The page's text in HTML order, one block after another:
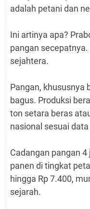
adalah petani dan
Ini artinya apa?
pangan
sejahtera.
Pangan, khususnya
bagus. Produksi
ton setara beras
nasional sesuai
Cadangan pangan
panen di tingkat
hingga Rp 7.400,
sejarah.